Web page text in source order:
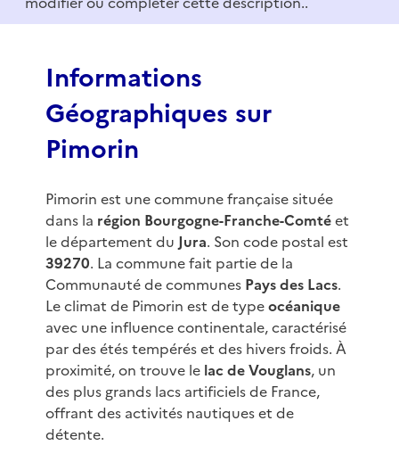
f
Informations
Géographiques sur
Pimorin
Pimorin est une commune française située
dans la région Bourgogne-Franche-Comtéet
le département du Jura. Son code postal est
39270. La commune fait partie de la
Communauté de communes Pays des Lacs.
Le climat de Pimorin est de typeocéanique
avec une influence continentale, caractérisé
par des étés tempérés et des hivers froids. À
proximité, on trouve le lac de Vouglans, un
des plus grands lacs artificiels de France,
offrant des activités nautiques et de
détente.